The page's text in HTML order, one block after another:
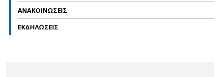
ΑΝΑΚΟΙΝΩΣΕΙΣ
ΕΚΔΗΛΩΣΕΙΣ